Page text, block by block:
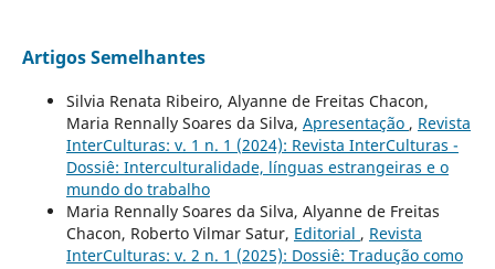
Artigos Semelhantes
Silvia Renata Ribeiro, Alyanne de Freitas Chacon,
Maria Rennally Soares da Silva, Apresentação , Revista
InterCulturas: v. 1 n. 1 (2024): Revista InterCulturas -
Dossiê: Interculturalidade, línguas estrangeiras e o
mundo do trabalho
Maria Rennally Soares da Silva, Alyanne de Freitas
Chacon, Roberto Vilmar Satur, Editorial , Revista
InterCulturas: v. 2 n. 1 (2025): Dossiê: Tradução como